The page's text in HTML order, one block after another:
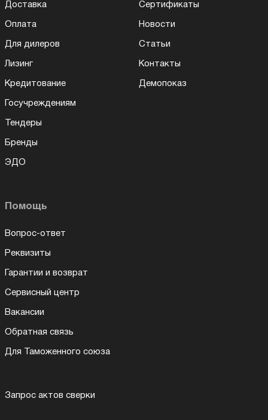
Доставка
Оплата
Для дилеров
Лизинг
Кредитование
Госучреждениям
Тендеры
Бренды
ЭДО
Сертификаты
Новости
Статьи
Контакты
Демопоказ
Помощь
Вопрос-ответ
Реквизиты
Гарантии и возврат
Сервисный центр
Вакансии
Обратная связь
Для Таможенного союза
Запрос актов сверки